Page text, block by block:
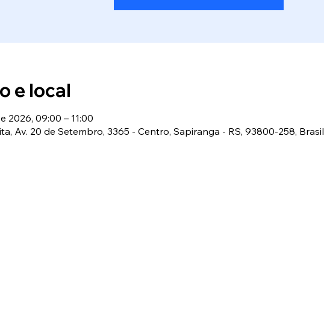
e local
2026, 09:00 – 11:00
Av. 20 de Setembro, 3365 - Centro, Sapiranga - RS, 93800-258, Brasil